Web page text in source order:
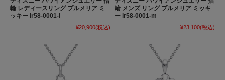
輪 レディースリング プルメリア ミ
ッキー lr58-0001-l
¥20,900(税込)
輪 メンズ リング プルメリア ミッキ
ー lr58-0001-m
¥23,100(税込)